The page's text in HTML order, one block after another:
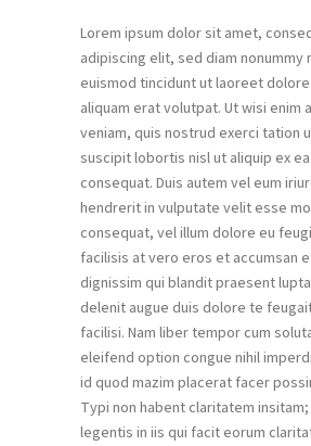
Lorem ipsum dolor sit amet,
adipiscing elit, sed diam nonummy
euismod tincidunt ut laoreet dolore
aliquam erat volutpat. Ut wisi enim
veniam, quis nostrud exerci tation
suscipit lobortis nisl ut aliquip ex
consequat. Duis autem vel eum
hendrerit in vulputate velit esse
consequat, vel illum dolore eu
facilisis at vero eros et accumsan
dignissim qui blandit praesent
delenit augue duis dolore te
facilisi. Nam liber tempor cum
eleifend option congue nihil
id quod mazim placerat facer
Typi non habent claritatem
legentis in iis qui facit eorum